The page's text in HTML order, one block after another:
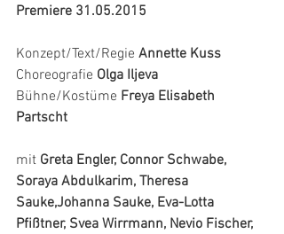
Premiere 31.05.2015
Konzept/Text/Regie Annette Kuss
Choreografie Olga Iljeva
Bühne/Kostüme Freya Elisabeth
Partscht
mit Greta Engler, Connor Schwabe,
Soraya Abdulkarim, Theresa
Sauke,Johanna Sauke, Eva-Lotta
Pfißtner, Svea Wirrmann, Nevio Fischer,